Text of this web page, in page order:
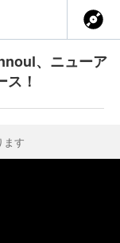
、ニューア
！
ます